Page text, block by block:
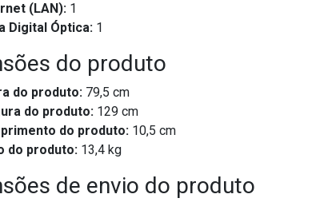
(LAN): 1
Digital Óptica: 1
do produto
do produto: 79,5 cm
do produto: 129 cm
do produto: 10,5 cm
do produto: 13,4 kg
de envio do produto